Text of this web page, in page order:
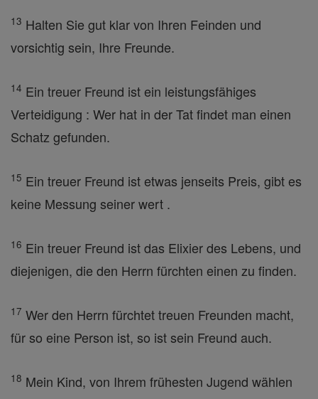
13 Halten Sie gut klar von Ihren Feinden und
vorsichtig sein, Ihre Freunde.
14 Ein treuer Freund ist ein leistungsfähiges
Verteidigung : Wer hat in der Tat findet man einen
Schatz gefunden.
15 Ein treuer Freund ist etwas jenseits Preis, gibt es
keine Messung seiner wert .
16 Ein treuer Freund ist das Elixier des Lebens, und
diejenigen, die den Herrn fürchten einen zu finden.
17 Wer den Herrn fürchtet treuen Freunden macht,
für so eine Person ist, so ist sein Freund auch.
18 Mein Kind, von Ihrem frühesten Jugend wählen